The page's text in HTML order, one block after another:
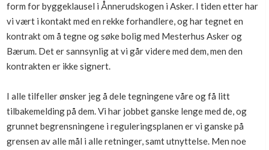
form for byggeklausel i Ånnerudskogen i Asker. I tiden etter har
vi vært i kontakt med en rekke forhandlere, og har tegnet en
kontrakt om å tegne og søke bolig med Mesterhus Asker og
Bærum. Det er sannsynlig at vi går videre med dem, men den
kontrakten er ikke signert.
I alle tilfeller ønsker jeg å dele tegningene våre og få litt
tilbakemelding på dem. Vi har jobbet ganske lenge med de, og
grunnet begrensningene i reguleringsplanen er vi ganske på
grensen av alle mål i alle retninger, samt utnyttelse. Men noe